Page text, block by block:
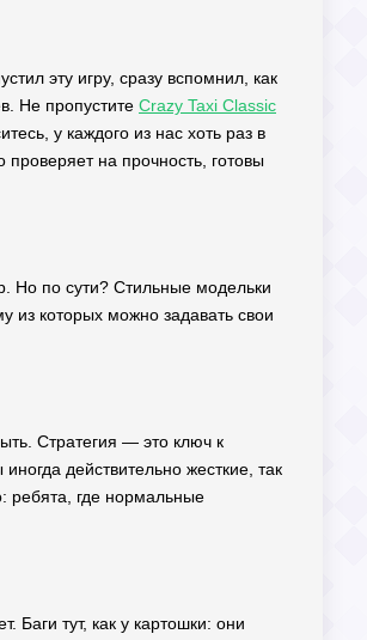
эту игру, сразу вспомнил, как
Не пропустите Crazy Taxi Classic
у каждого из нас хоть раз в
на прочность, готовы
Но по сути? Стильные модельки
из которых можно задавать свои
Стратегия — это ключ к
действительно жесткие, так
ребята, где нормальные
Баги тут, как у картошки: они